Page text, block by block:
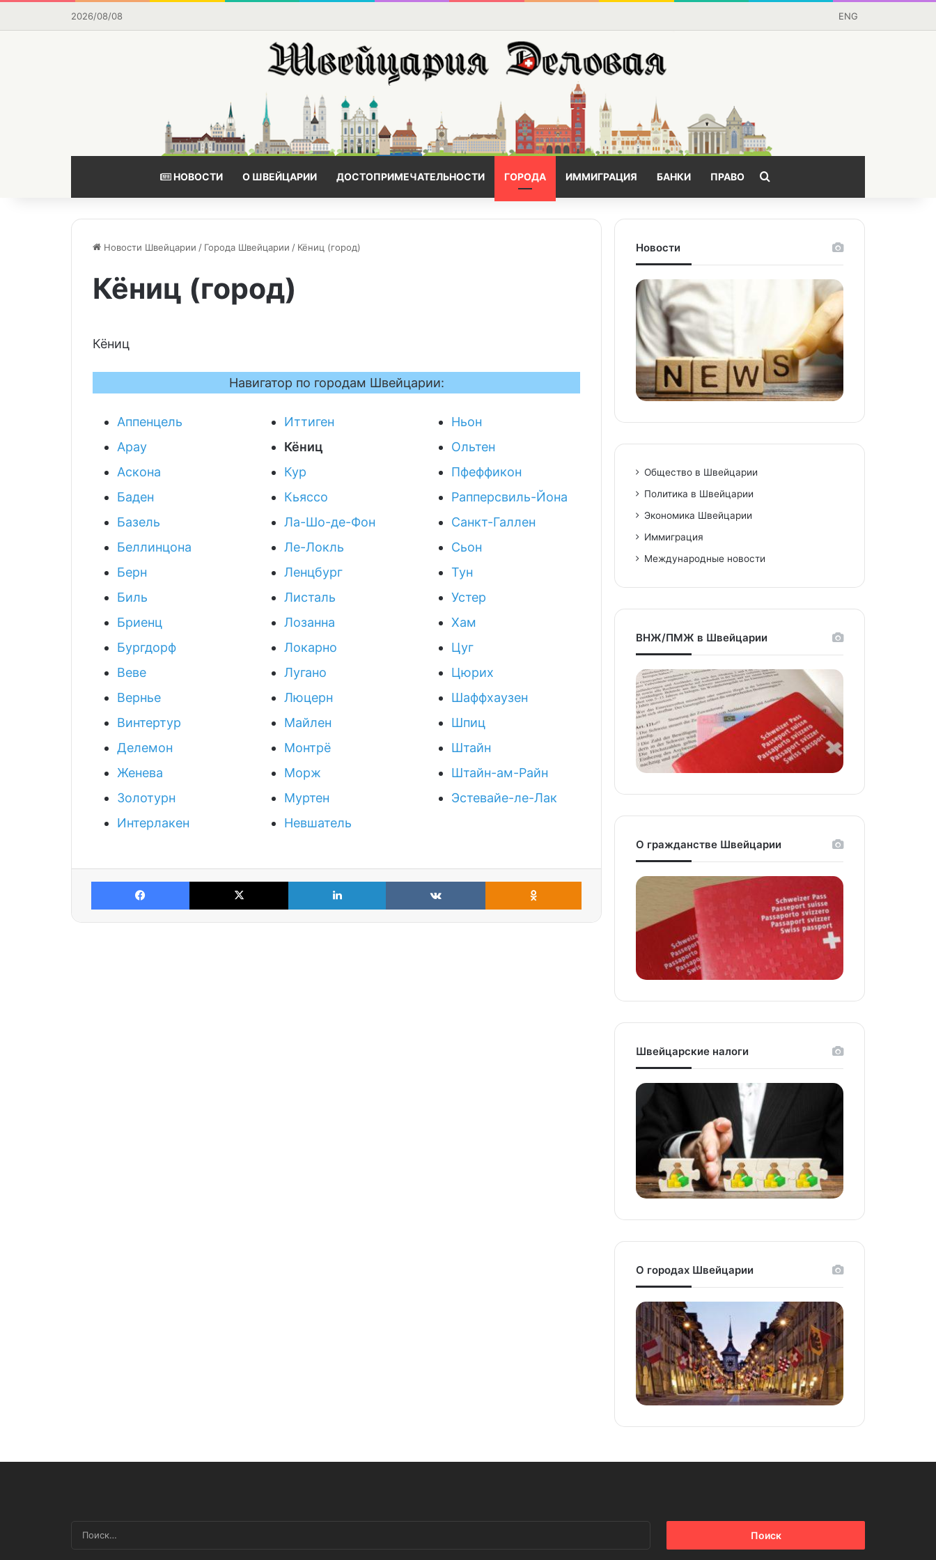
2026/08/08 ENG
НОВОСТИ О ШВЕЙЦАРИИ ДОСТОПРИМЕЧАТЕЛЬНОСТИ ГОРОДА ИММИГРАЦИЯ БАНКИ ПРАВО Поищем?
Новости Швейцарии / Города Швейцарии / Кёниц (город)
Кёниц (город)
Кёниц
Навигатор по городам Швейцарии:
Аппенцель
Арау
Аскона
Баден
Базель
Беллинцона
Берн
Биль
Бриенц
Бургдорф
Веве
Вернье
Винтертур
Делемон
Женева
Золотурн
Интерлакен
Иттиген
Кёниц
Кур
Кьяссо
Ла-Шо-де-Фон
Ле-Локль
Ленцбург
Листаль
Лозанна
Локарно
Лугано
Люцерн
Майлен
Монтрё
Морж
Муртен
Невшатель
Ньон
Ольтен
Пфеффикон
Рапперсвиль-Йона
Санкт-Галлен
Сьон
Тун
Устер
Хам
Цуг
Цюрих
Шаффхаузен
Шпиц
Штайн
Штайн-ам-Райн
Эстевайе-ле-Лак
Facebook X LinkedIn VKontakte Odnoklassniki
Новости
Общество в Швейцарии
Политика в Швейцарии
Экономика Швейцарии
Иммиграция
Международные новости
ВНЖ/ПМЖ в Швейцарии
О гражданстве Швейцарии
Швейцарские налоги
О городах Швейцарии